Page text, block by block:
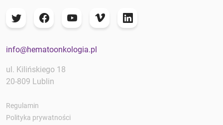
info@hematoonkologia.pl
ul. Kilińskiego 18
20-809 Lublin
Regulamin
Polityka prywatności